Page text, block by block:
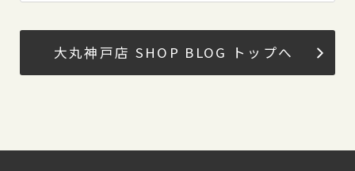
大丸神戸店 SHOP BLOG トップへ